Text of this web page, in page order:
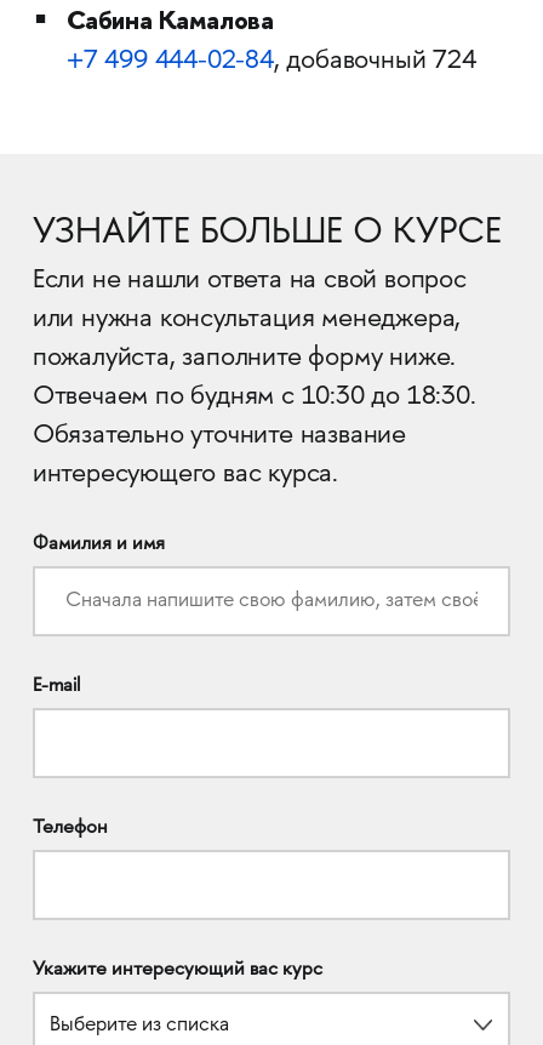
Сабина Камалова
+7 499 444-02-84, добавочный 724
УЗНАЙТЕ БОЛЬШЕ О КУРСЕ
Если не нашли ответа на свой вопрос
или нужна консультация менеджера,
пожалуйста, заполните форму ниже.
Отвечаем по будням с 10:30 до 18:30.
Обязательно уточните название
интересующего вас курса.
Фамилия и имя
E-mail
Телефон
Укажите интересующий вас курс
Выберите из списка